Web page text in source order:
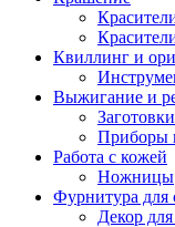
Квиллинг и
Выжигание и
Приборы
Работа с кожей
Ножницы
Фурнитура для
Декор